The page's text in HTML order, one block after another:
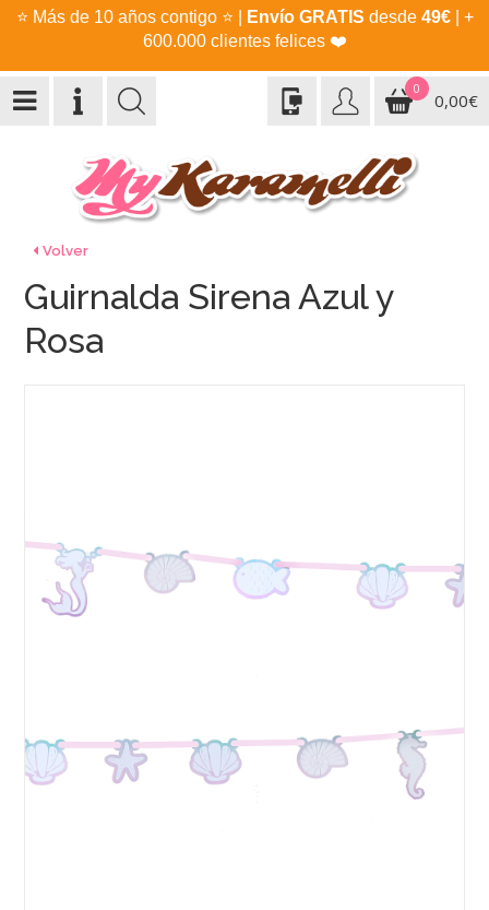
⭐ Más de 10 años contigo ⭐ Envío GRATIS desde 49€| +
600.000 clientes felices ❤️
0
0,00€
Volver
Guirnalda Sirena Azul y
Rosa